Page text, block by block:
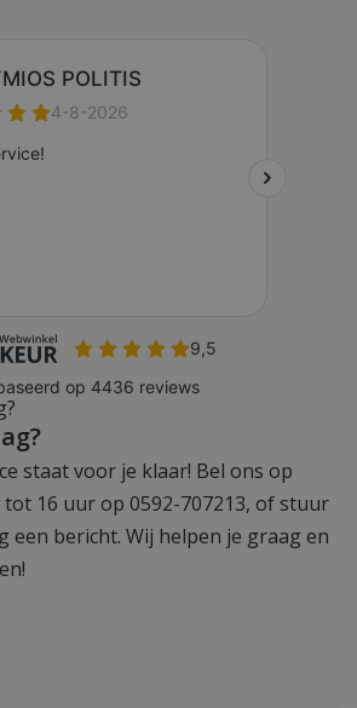
staat voor je klaar! Bel ons op
16 uur op 0592-707213, of stuur
een bericht. Wij helpen je graag en